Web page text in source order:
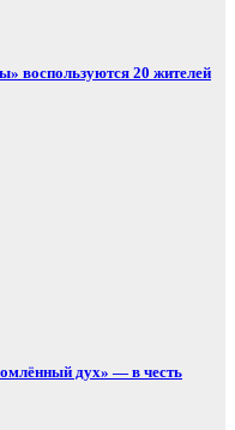
воспользуются 20 жителей
дух» — в честь